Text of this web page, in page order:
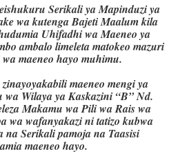
Serikali ya Mapinduzi ya
wa kutenga Bajeti Maalum kila
Uhifadhi wa Maeneo ya
ambalo limeleta matokeo mazuri
maeneo hayo muhimu.
maeneo mengi ya
Wilaya ya Kaskazini “B” Nd.
Makamu wa Pili wa Rais wa
wa wafanyakazi ni tatizo kubwa
Serikali pamoja na Taasisi
maeneo hayo.